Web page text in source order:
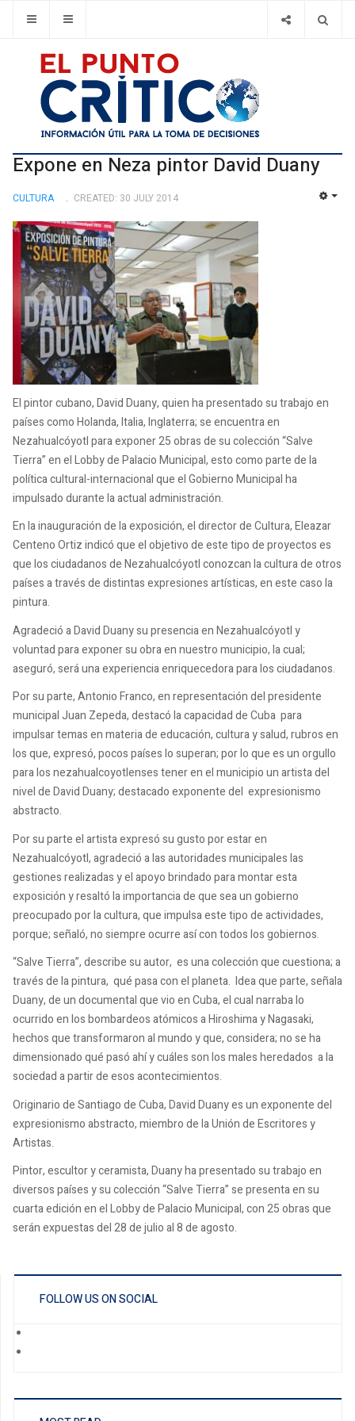
Expone en Neza pintor David Duany
CULTURA CREATED: 30 JULY 2014
El pintor cubano, David Duany, quien ha presentado su trabajo en
países como Holanda, Italia, Inglaterra; se encuentra en
Nezahualcóyotl para exponer 25 obras de su colección “Salve
Tierra” en el Lobby de Palacio Municipal, esto como parte de la
política cultural-internacional que el Gobierno Municipal ha
impulsado durante la actual administración.
En la inauguración de la exposición, el director de Cultura, Eleazar
Centeno Ortiz indicó que el objetivo de este tipo de proyectos es
que los ciudadanos de Nezahualcóyotl conozcan la cultura de otros
países a través de distintas expresiones artísticas, en este caso la
pintura.
Agradeció a David Duany su presencia en Nezahualcóyotl y
voluntad para exponer su obra en nuestro municipio, la cual;
aseguró, será una experiencia enriquecedora para los ciudadanos.
Por su parte, Antonio Franco, en representación del presidente
municipal Juan Zepeda, destacó la capacidad de Cuba para
impulsar temas en materia de educación, cultura y salud, rubros en
los que, expresó, pocos países lo superan; por lo que es un orgullo
para los nezahualcoyotlenses tener en el municipio un artista del
nivel de David Duany; destacado exponente del expresionismo
abstracto.
Por su parte el artista expresó su gusto por estar en
Nezahualcóyotl, agradeció a las autoridades municipales las
gestiones realizadas y el apoyo brindado para montar esta
exposición y resaltó la importancia de que sea un gobierno
preocupado por la cultura, que impulsa este tipo de actividades,
porque; señaló, no siempre ocurre así con todos los gobiernos.
“Salve Tierra”, describe su autor, es una colección que cuestiona; a
través de la pintura, qué pasa con el planeta. Idea que parte, señala
Duany, de un documental que vio en Cuba, el cual narraba lo
ocurrido en los bombardeos atómicos a Hiroshima y Nagasaki,
hechos que transformaron al mundo y que, considera; no se ha
dimensionado qué pasó ahí y cuáles son los males heredados a la
sociedad a partir de esos acontecimientos.
Originario de Santiago de Cuba, David Duany es un exponente del
expresionismo abstracto, miembro de la Unión de Escritores y
Artistas.
Pintor, escultor y ceramista, Duany ha presentado su trabajo en
diversos países y su colección “Salve Tierra” se presenta en su
cuarta edición en el Lobby de Palacio Municipal, con 25 obras que
serán expuestas del 28 de julio al 8 de agosto.
FOLLOW US ON SOCIAL